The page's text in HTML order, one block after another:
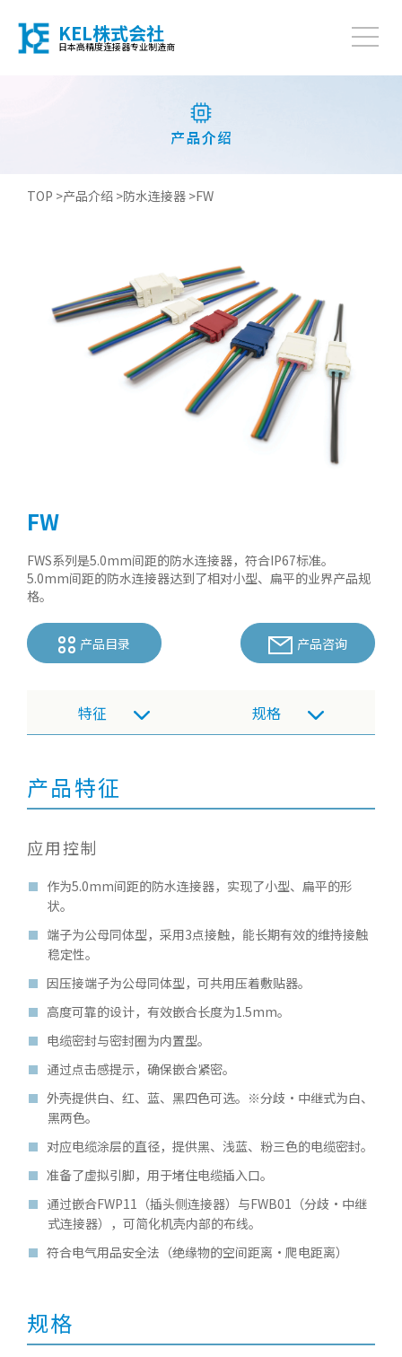
KEL株式会社
日本高精度连接器专业制造商
TOP >产品介绍 >防水连接器 >FW
FW
FWS系列是5.0mm间距的防水连接器，符合IP67标准。
5.0mm间距的防水连接器达到了相对小型、扁平的业界产品规
格。
产品目录 产品咨询
特征 规格
产品特征
应用控制
作为5.0mm间距的防水连接器，实现了小型、扁平的形
状。
端子为公母同体型，采用3点接触，能长期有效的维持接触
稳定性。
因压接端子为公母同体型，可共用压着敷贴器。
高度可靠的设计，有效嵌合长度为1.5mm。
电缆密封与密封圈为内置型。
通过点击感提示，确保嵌合紧密。
外壳提供白、红、蓝、黑四色可选。※分歧・中继式为白、
黑两色。
对应电缆涂层的直径，提供黑、浅蓝、粉三色的电缆密封。
准备了虚拟引脚，用于堵住电缆插入口。
通过嵌合FWP11（插头侧连接器）与FWB01（分歧・中继
式连接器），可简化机壳内部的布线。
符合电气用品安全法（绝缘物的空间距离・爬电距离）
规格